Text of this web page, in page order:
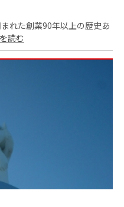
れた創業90年以上の歴史あ
読む